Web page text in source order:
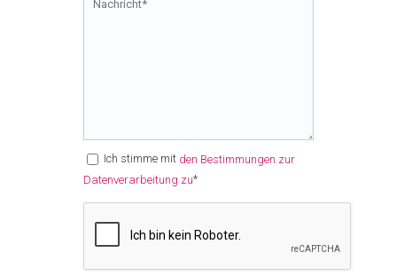
Ich stimme mit den Bestimmungen zur
Datenverarbeitung zu*